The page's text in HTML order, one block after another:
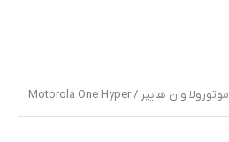
موتورولا وان هایپر / Motorola One Hyper